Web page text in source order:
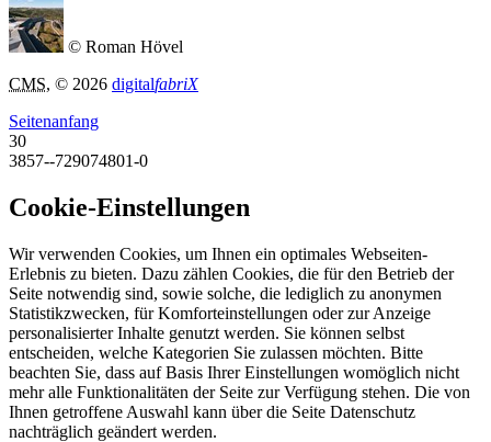
© Roman Hövel
CMS, © 2026 digitalfabriX
Seitenanfang
30
3857--729074801-0
Cookie-Einstellungen
Wir verwenden Cookies, um Ihnen ein optimales Webseiten-
Erlebnis zu bieten. Dazu zählen Cookies, die für den Betrieb der
Seite notwendig sind, sowie solche, die lediglich zu anonymen
Statistikzwecken, für Komforteinstellungen oder zur Anzeige
personalisierter Inhalte genutzt werden. Sie können selbst
entscheiden, welche Kategorien Sie zulassen möchten. Bitte
beachten Sie, dass auf Basis Ihrer Einstellungen womöglich nicht
mehr alle Funktionalitäten der Seite zur Verfügung stehen. Die von
Ihnen getroffene Auswahl kann über die Seite Datenschutz
nachträglich geändert werden.